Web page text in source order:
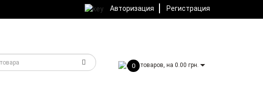
Авторизация Регистрация
0 товаров, на 0.00 грн.